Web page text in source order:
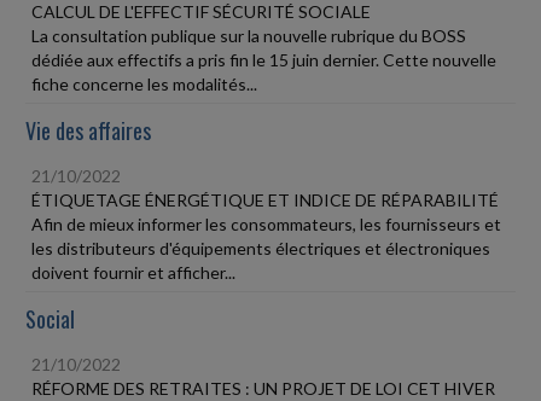
CALCUL DE L'EFFECTIF SÉCURITÉ SOCIALE
La consultation publique sur la nouvelle rubrique du BOSS
dédiée aux effectifs a pris fin le 15 juin dernier. Cette nouvelle
fiche concerne les modalités...
Vie des affaires
21/10/2022
ÉTIQUETAGE ÉNERGÉTIQUE ET INDICE DE RÉPARABILITÉ
Afin de mieux informer les consommateurs, les fournisseurs et
les distributeurs d'équipements électriques et électroniques
doivent fournir et afficher...
Social
21/10/2022
RÉFORME DES RETRAITES : UN PROJET DE LOI CET HIVER